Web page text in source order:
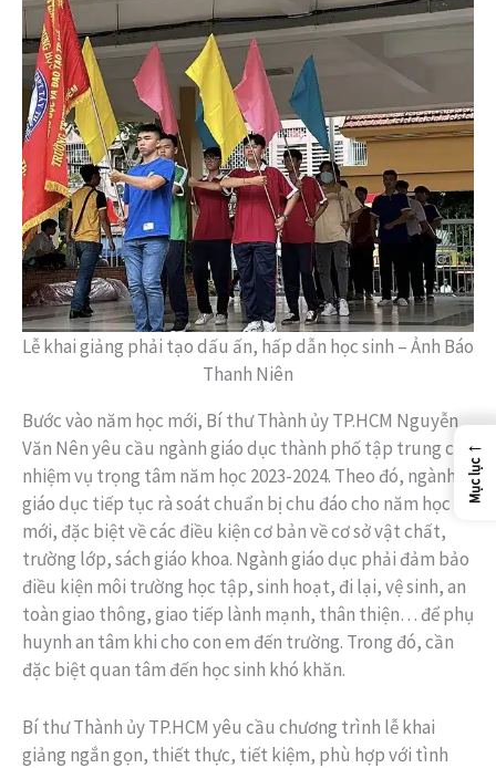
Lễ khai giảng phải tạo dấu ấn, hấp dẫn học sinh – Ảnh Báo
Thanh Niên
Bước vào năm học mới, Bí thư Thành ủy TP.HCM Nguyễn
Văn Nên yêu cầu ngành giáo dục thành phố tập trung các
nhiệm vụ trọng tâm năm học 2023-2024. Theo đó, ngành
giáo dục tiếp tục rà soát chuẩn bị chu đáo cho năm học
mới, đặc biệt về các điều kiện cơ bản về cơ sở vật chất,
trường lớp, sách giáo khoa. Ngành giáo dục phải đảm bảo
điều kiện môi trường học tập, sinh hoạt, đi lại, vệ sinh, an
toàn giao thông, giao tiếp lành mạnh, thân thiện… để phụ
huynh an tâm khi cho con em đến trường. Trong đó, cần
đặc biệt quan tâm đến học sinh khó khăn.
Bí thư Thành ủy TP.HCM yêu cầu chương trình lễ khai
giảng ngắn gọn, thiết thực, tiết kiệm, phù hợp với tình
←
Mục lục